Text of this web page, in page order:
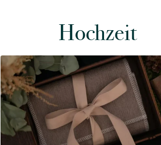
Hochzeit